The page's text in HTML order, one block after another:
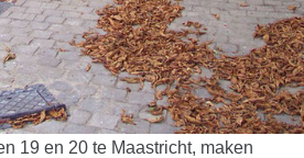
19 en 20 te Maastricht, maken